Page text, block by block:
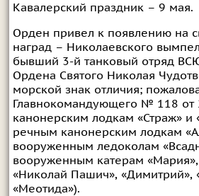
Кавалерский праздник – 9 мая.
Орден привел к появлению на
наград – Николаевского
бывший 3-й танковый отряд
Ордена Святого Николая
морской знак отличия;
Главнокомандующего № 118 от
канонерским лодкам «Страж» и
речным канонерским лодкам
вооруженным ледоколам
вооруженным катерам «Мария»,
«Николай Пашич», «Димитрий»,
«Меотида»).